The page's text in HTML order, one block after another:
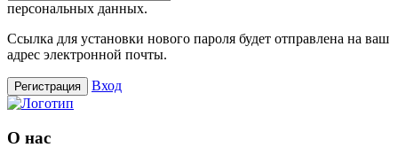
персональных данных.
Ссылка для установки нового пароля будет отправлена ​​на ваш
адрес электронной почты.
Регистрация Вход
О нас